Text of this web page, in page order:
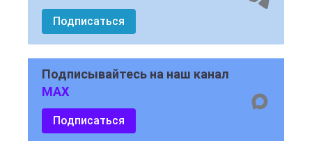
Подписаться
Подписывайтесь на наш канал
MAX
Подписаться